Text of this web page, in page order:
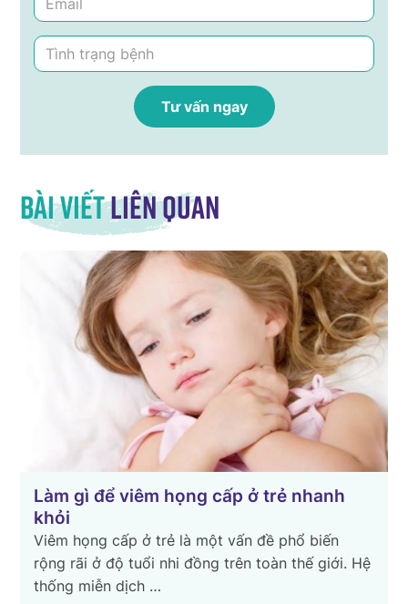
Bài viếtliên quan
Làm gì để viêm họng cấp ở trẻ nhanh
khỏi
Viêm họng cấp ở trẻ là một vấn đề phổ biến
rộng rãi ở độ tuổi nhi đồng trên toàn thế giới. Hệ
thống miễn dịch …